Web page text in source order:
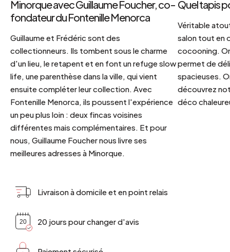
Minorque avec Guillaume Foucher, co-
fondateur du Fontenille Menorca
Guillaume et Frédéric sont des
collectionneurs. Ils tombent sous le charme
d'un lieu, le retapent et en font un refuge slow
life, une parenthèse dans la ville, qui vient
ensuite compléter leur collection. Avec
Fontenille Menorca, ils poussent l'expérience
un peu plus loin : deux fincas voisines
différentes mais complémentaires. Et pour
nous, Guillaume Foucher nous livre ses
meilleures adresses à Minorque.
Quel tapis
Véritable
salon tout en
cocooning.
permet de
spacieuses.
découvrez
déco
Livraison à domicile et en point relais
20 jours pour changer d'avis